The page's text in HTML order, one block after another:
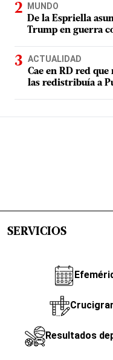
MUNDO
De la Espriella
Trump en guerra
ACTUALIDAD
Cae en RD red
las redistribuía a
SERVICIOS
Resultados